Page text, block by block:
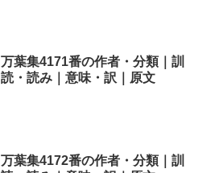
万葉集4171番の作者・分類｜訓
読・読み｜意味・訳｜原文
万葉集4172番の作者・分類｜訓